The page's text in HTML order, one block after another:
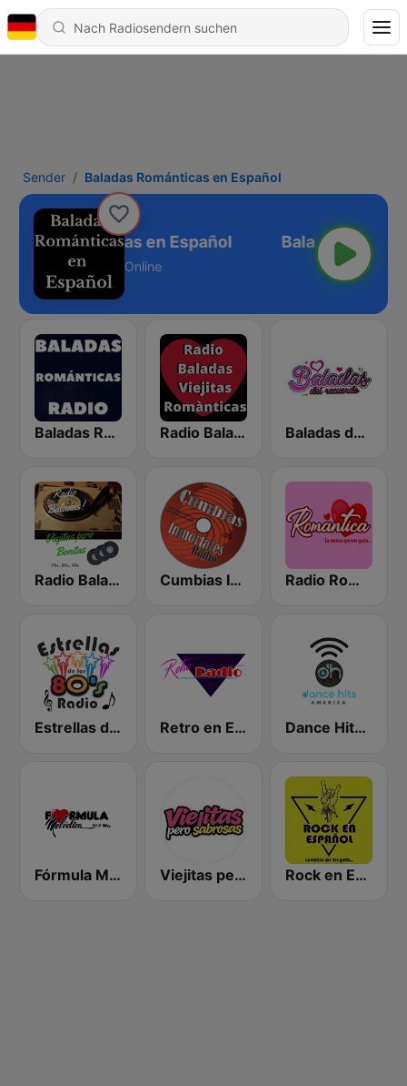
Sender Baladas Románticas en Español
Románticas en Español
Online
Baladas Románticas Radio Radio Baladas Viejitas Románticas Baladas del Recuerdo
Radio Baladas Viejitas Bonitas Cumbias Inmortales Radio Radio Romántica México
Estrellas de los 80s Retro en Español Dance Hits America
Fórmula Melódica Viejitas pero Sabrosas Radio Rock en Español Radio